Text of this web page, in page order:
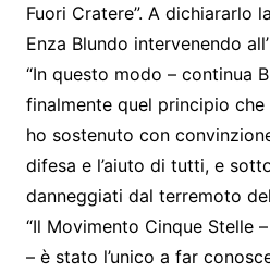
Fuori Cratere”. A dichiararlo
Enza Blundo intervenendo
“In questo modo – continua
finalmente quel principio
ho sostenuto con
difesa e l’aiuto di tutti, e
danneggiati dal terremoto
“Il Movimento Cinque Stelle
– è stato l’unico a far